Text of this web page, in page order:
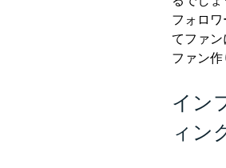
フォロ
てファン
ファン作
イン
ィン